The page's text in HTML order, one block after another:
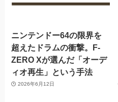
ニンテンドー64の限界を
超えたドラムの衝撃。F-
ZERO Xが選んだ「オーデ
ィオ再生」という手法
2026年6月12日